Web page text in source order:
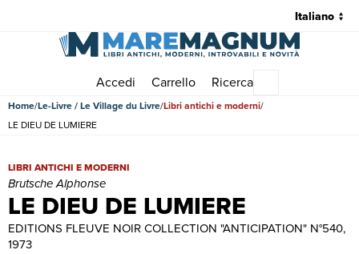
Accedi Carrello Ricerca
Home Le-Livre / Le Village du Livre Libri antichi e moderni
LE DIEU DE LUMIERE
LE DIEU DE LUMIERE
LE DIEU DE LUMIERE | Libri antichi e moderni | Brutsche Alphonse
LIBRI ANTICHI E MODERNI
Brutsche Alphonse
EDITIONS FLEUVE NOIR COLLECTION "ANTICIPATION" N°540,
1973